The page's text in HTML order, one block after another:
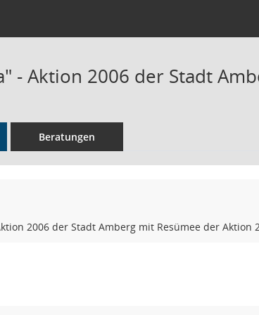
- Aktion 2006 der Stadt
Beratungen
2006 der Stadt Amberg mit Resümee der Aktion